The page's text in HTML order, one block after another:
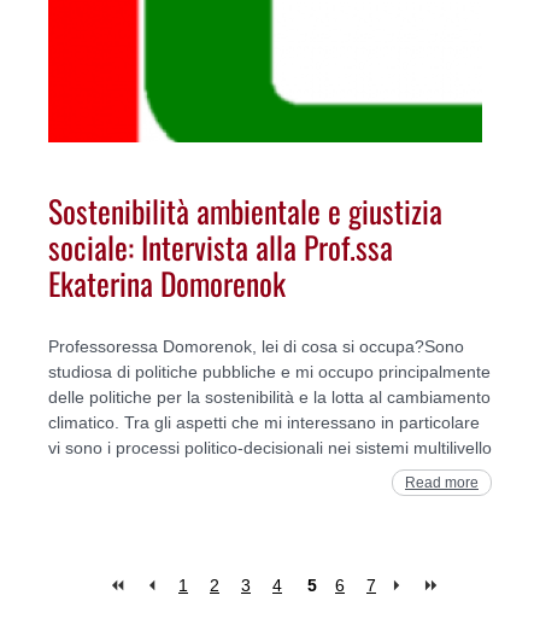
Sostenibilità ambientale e giustizia
sociale: Intervista alla Prof.ssa
Ekaterina Domorenok
Professoressa Domorenok, lei di cosa si occupa?Sono
studiosa di politiche pubbliche e mi occupo principalmente
delle politiche per la sostenibilità e la lotta al cambiamento
climatico. Tra gli aspetti che mi interessano in particolare
vi sono i processi politico-decisionali nei sistemi multilivello
Read more
1 2 3 4 5 6 7